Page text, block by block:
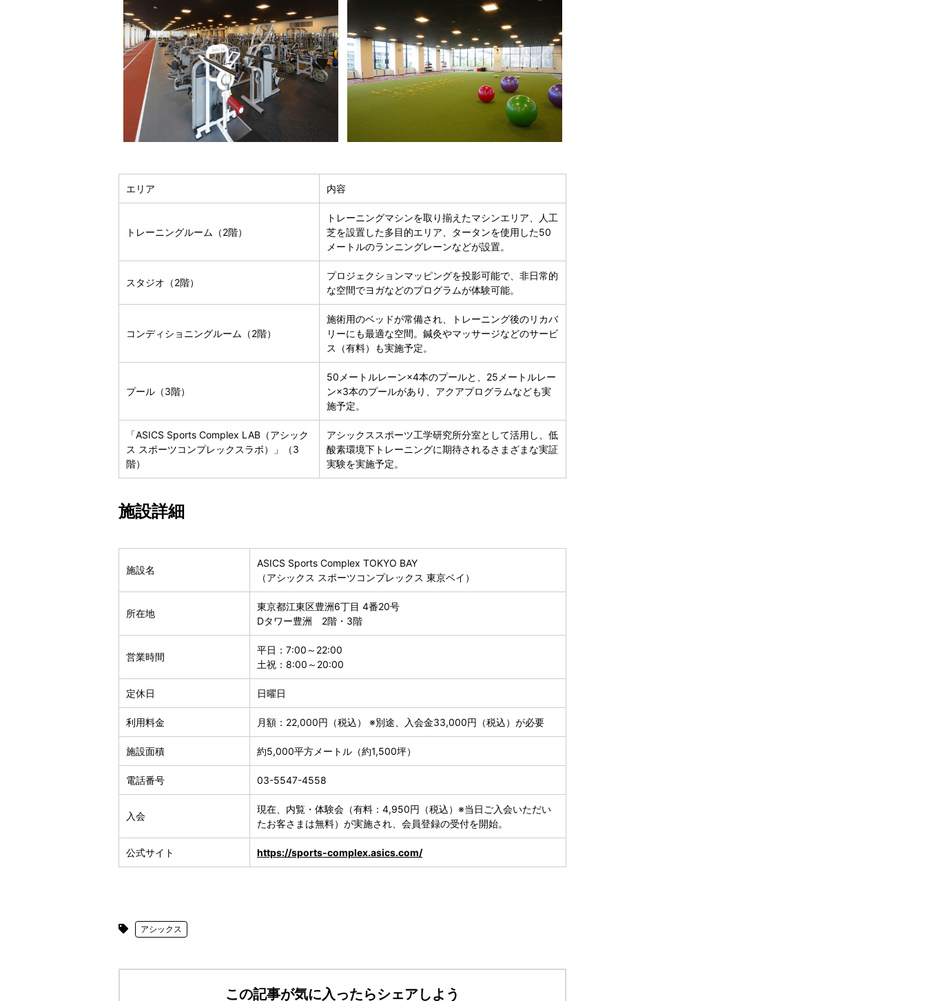
エリア 内容
トレーニングルーム（2階）
トレーニングマシンを取り揃えたマシンエリア、人工
芝を設置した多目的エリア、タータンを使用した50
メートルのランニングレーンなどが設置。
スタジオ（2階）
プロジェクションマッピングを投影可能で、非日常的
な空間でヨガなどのプログラムが体験可能。
コンディショニングルーム（2階）
施術用のベッドが常備され、トレーニング後のリカバ
リーにも最適な空間。鍼灸やマッサージなどのサービ
ス（有料）も実施予定。
プール（3階）
50メートルレーン×4本のプールと、25メートルレー
ン×3本のプールがあり、アクアプログラムなども実
施予定。
「ASICS Sports Complex LAB（アシック
ス スポーツコンプレックスラボ）」（3
階）
アシックススポーツ工学研究所分室として活用し、低
酸素環境下トレーニングに期待されるさまざまな実証
実験を実施予定。
施設詳細
施設名
ASICS Sports Complex TOKYO BAY
（アシックス スポーツコンプレックス 東京ベイ）
所在地
東京都江東区豊洲6丁目 4番20号
Dタワー豊洲 2階・3階
営業時間
平日：7:00～22:00
土祝：8:00～20:00
定休日 日曜日
利用料金 月額：22,000円（税込） ※別途、入会金33,000円（税込）が必要
施設面積 約5,000平方メートル（約1,500坪）
電話番号 03-5547-4558
入会
現在、内覧・体験会（有料：4,950円（税込）※当日ご入会いただい
たお客さまは無料）が実施され、会員登録の受付を開始。
公式サイト https://sports-complex.asics.com/
アシックス
この記事が気に入ったらシェアしよう